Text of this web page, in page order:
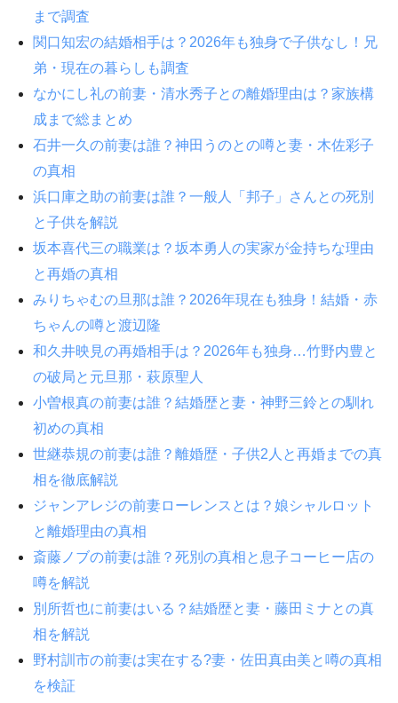
まで調査
関口知宏の結婚相手は？2026年も独身で子供なし！兄
弟・現在の暮らしも調査
なかにし礼の前妻・清水秀子との離婚理由は？家族構
成まで総まとめ
石井一久の前妻は誰？神田うのとの噂と妻・木佐彩子
の真相
浜口庫之助の前妻は誰？一般人「邦子」さんとの死別
と子供を解説
坂本喜代三の職業は？坂本勇人の実家が金持ちな理由
と再婚の真相
みりちゃむの旦那は誰？2026年現在も独身！結婚・赤
ちゃんの噂と渡辺隆
和久井映見の再婚相手は？2026年も独身…竹野内豊と
の破局と元旦那・萩原聖人
小曽根真の前妻は誰？結婚歴と妻・神野三鈴との馴れ
初めの真相
世継恭規の前妻は誰？離婚歴・子供2人と再婚までの真
相を徹底解説
ジャンアレジの前妻ローレンスとは？娘シャルロット
と離婚理由の真相
斎藤ノブの前妻は誰？死別の真相と息子コーヒー店の
噂を解説
別所哲也に前妻はいる？結婚歴と妻・藤田ミナとの真
相を解説
野村訓市の前妻は実在する?妻・佐田真由美と噂の真相
を検証